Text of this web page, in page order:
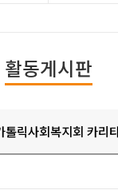
활동게시판
릭사회복지회 카리